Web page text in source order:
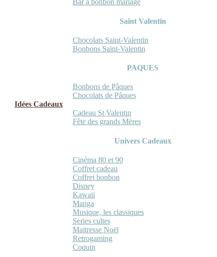
Bar à bonbon mariage
Saint Valentin
Chocolats Saint-Valentin
Bonbons Saint-Valentin
PAQUES
Bonbons de Pâques
Chocolats de Pâques
Idées Cadeaux
Cadeau St Valentin
Fête des grands Mères
Univers Cadeaux
Cinéma 80 et 90
Coffret cadeau
Coffret bonbon
Disney
Kawaii
Manga
Musique, les classiques
Series cultes
Maitresse Noël
Retrogaming
Coquin